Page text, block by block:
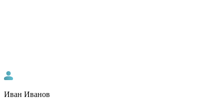
Иван Иванов